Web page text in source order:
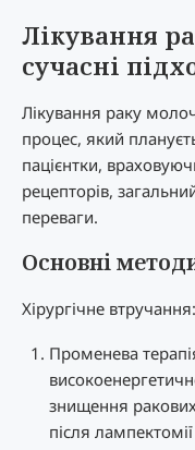
Лікування
сучасні
Лікування раку
процес, який
пацієнтки,
рецепторів,
переваги.
Основні
Хірургічне втручання:
Променева
знищення ракових
після